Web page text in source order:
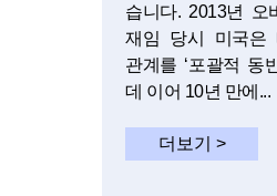
습니다. 2013년 오
재임 당시 미국은
관계를 ‘포괄적 동
데 이어 10년 만에...
더보기 >